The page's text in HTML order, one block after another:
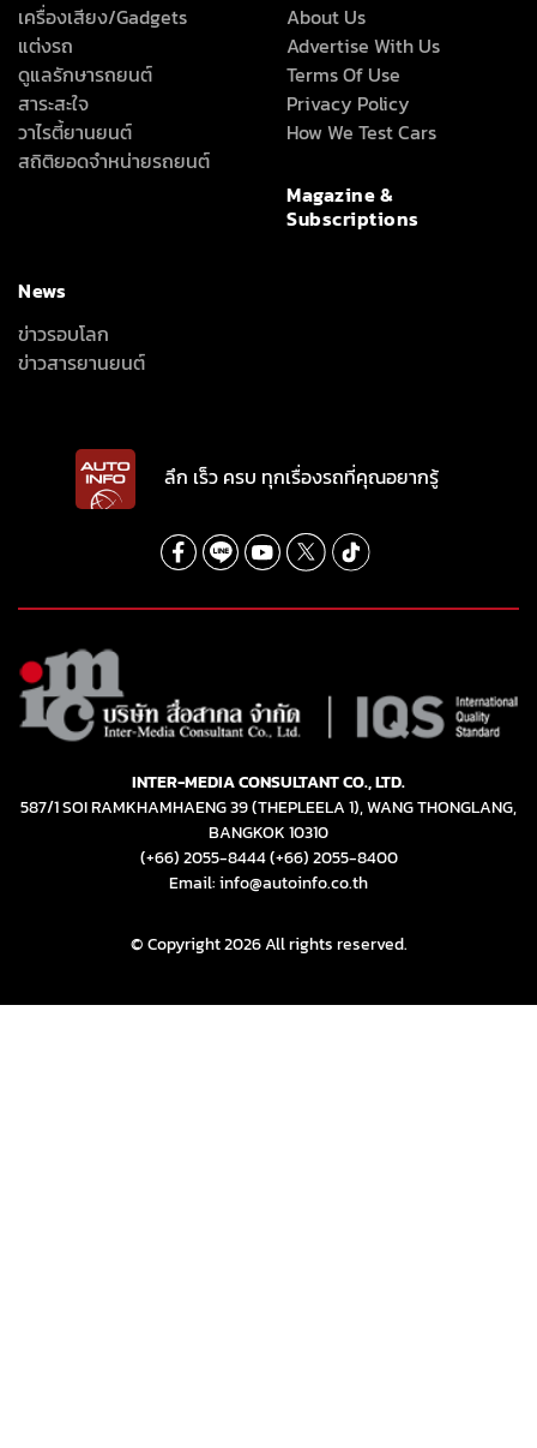
เครื่องเสียง/Gadgets
แต่งรถ
ดูแลรักษารถยนต์
สาระสะใจ
วาไรตี้ยานยนต์
สถิติยอดจำหน่ายรถยนต์
About Us
Advertise With Us
Terms Of Use
Privacy Policy
How We Test Cars
Magazine &
Subscriptions
News
ข่าวรอบโลก
ข่าวสารยานยนต์
ลึก เร็ว ครบ ทุกเรื่องรถที่คุณอยากรู้
INTER-MEDIA CONSULTANT CO., LTD.
587/1 SOI RAMKHAMHAENG 39 (THEPLEELA 1), WANG THONGLANG,
BANGKOK 10310
(+66) 2055-8444(+66) 2055-8400
Email: info@autoinfo.co.th
© Copyright 2026 All rights reserved.